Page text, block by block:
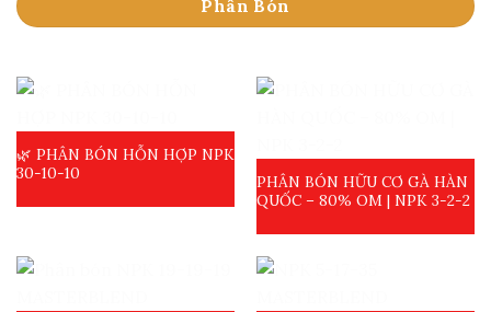
Phân Bón
🌿 PHÂN BÓN HỖN HỢP NPK
30-10-10
PHÂN BÓN HỮU CƠ GÀ HÀN
QUỐC – 80% OM | NPK 3-2-2